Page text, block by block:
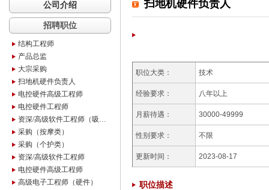
公司介绍
招聘职位
结构工程师
产品总监
大宗采购
扫地机硬件负责人
电控硬件高级工程师
电控硬件工程师
资深/高级软件工程师（吸尘器、洗地机产品）
采购（按摩类）
采购（个护类）
资深/高级软件工程师
电控硬件高级工程师
高级电子工程师（硬件）
扫地机硬件负责人
职位大类： 技术
经验要求： 八年以上
月薪待遇： 30000-49999
性别要求： 不限
更新时间： 2023-08-17
职位描述